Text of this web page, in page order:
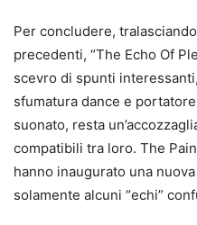
Per concludere,
precedenti, “The Echo Of
scevro di spunti
sfumatura dance e
suonato, resta
compatibili tra loro. The
hanno inaugurato una
solamente alcuni “echi”